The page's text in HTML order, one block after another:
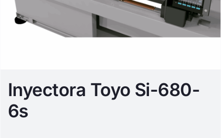
Inyectora Toyo Si-680-
6s